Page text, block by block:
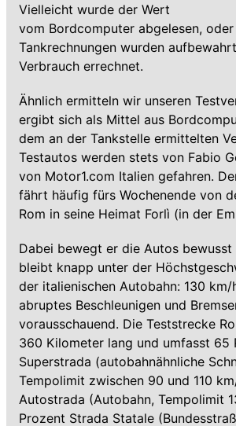
Vielleicht wurde der Wert
vom Bordcomputer abgelesen,
Tankrechnungen wurden
Verbrauch errechnet.
Ähnlich ermitteln wir unseren
ergibt sich als Mittel aus
dem an der Tankstelle ermittelten
Testautos werden stets von Fabio
von Motor1.com Italien gefahren.
fährt häufig fürs Wochenende von
Rom in seine Heimat Forlì (in der
Dabei bewegt er die Autos bewusst
bleibt knapp unter der
der italienischen Autobahn: 130
abruptes Beschleunigen und
vorausschauend. Die Teststrecke
360 Kilometer lang und umfasst 65
Superstrada (autobahnähnliche
Tempolimit zwischen 90 und 110
Autostrada (Autobahn, Tempolimit
Prozent Strada Statale